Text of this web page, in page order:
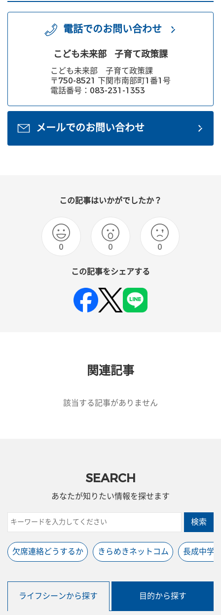
電話でのお問い合わせ
こども未来部 子育て政策課
こども未来部 子育て政策課
〒750-8521 下関市南部町1番1号
電話番号：083-231-1353
メールでのお問い合わせ
この記事はいかがでしたか？
0 0 0
この記事をシェアする
関連記事
該当する記事がありません
SEARCH
あなたが知りたい情報を探せます
検索
欠席連絡どうするか きらめきネットコム 長成中学
ライフシーンから探す 目的から探す